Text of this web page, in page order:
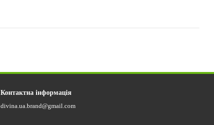
Контактна інформація
divina.ua.brand@gmail.com